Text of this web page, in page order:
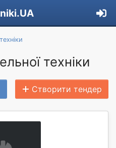
техніки
Створити тендер